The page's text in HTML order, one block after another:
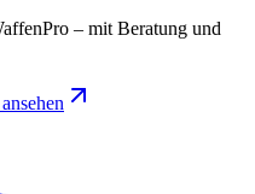
– mit Beratung und